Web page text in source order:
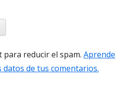
para reducir el spam. Aprende
datos de tus comentarios.